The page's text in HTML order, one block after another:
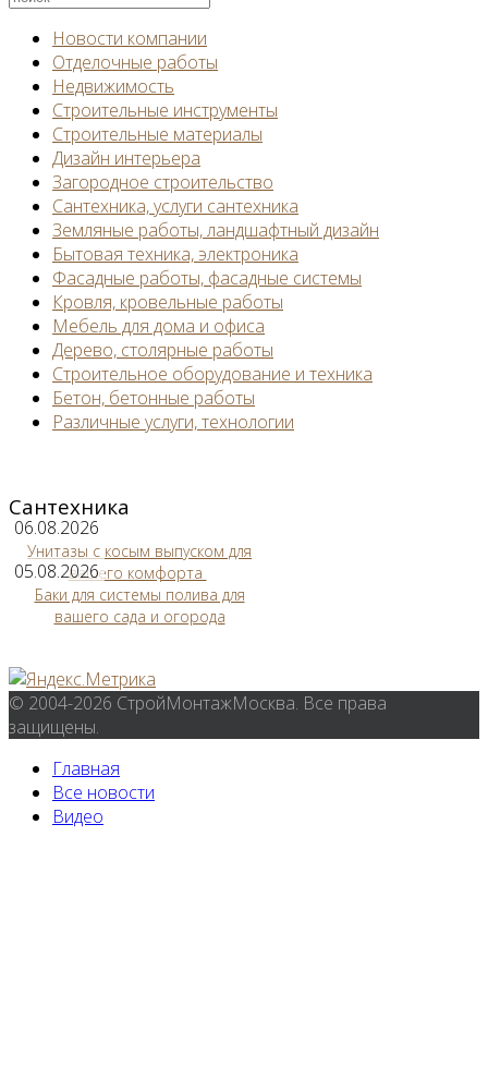
Новости компании
Отделочные работы
Недвижимость
Строительные инструменты
Строительные материалы
Дизайн интерьера
Загородное строительство
Сантехника, услуги сантехника
Земляные работы, ландшафтный дизайн
Бытовая техника, электроника
Фасадные работы, фасадные системы
Кровля, кровельные работы
Мебель для дома и офиса
Дерево, столярные работы
Строительное оборудование и техника
Бетон, бетонные работы
Различные услуги, технологии
Сантехника
06.08.2026
Унитазы с косым выпуском для
вашего комфорта
05.08.2026
Баки для системы полива для
вашего сада и огорода
© 2004-2026 СтройМонтажМосква. Все права
защищены.
Главная
Все новости
Видео